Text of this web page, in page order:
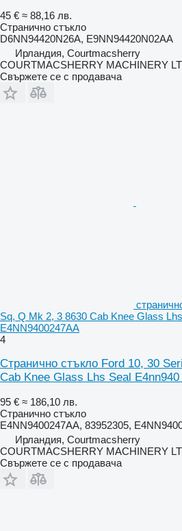
45 € ≈ 88,16 лв.
Странично стъкло
D6NN94420N26A, E9NN94420N02AA
Ирландия, Courtmacsherry
COURTMACSHERRY MACHINERY
Свържете се с продавача
Sq, Q Mk 2, 3 8630 Cab Knee Glass
E4NN9400247AA
4
Странично стъкло Ford 10, 30
Cab Knee Glass Lhs Seal
95 € ≈ 186,10 лв.
Странично стъкло
E4NN9400247AA, 83952305,
Ирландия, Courtmacsherry
COURTMACSHERRY MACHINERY
Свържете се с продавача